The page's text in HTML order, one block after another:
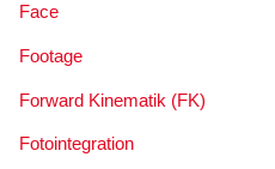
Face
Footage
Forward Kinematik (FK)
Fotointegration